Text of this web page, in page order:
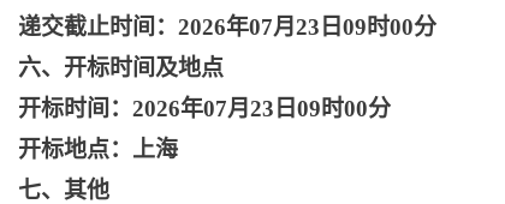
递交截止时间： 2026年07月23日09时00分
六、开标时间及地点
开标时间： 2026年07月23日09时00分
开标地点：上海
七、其他